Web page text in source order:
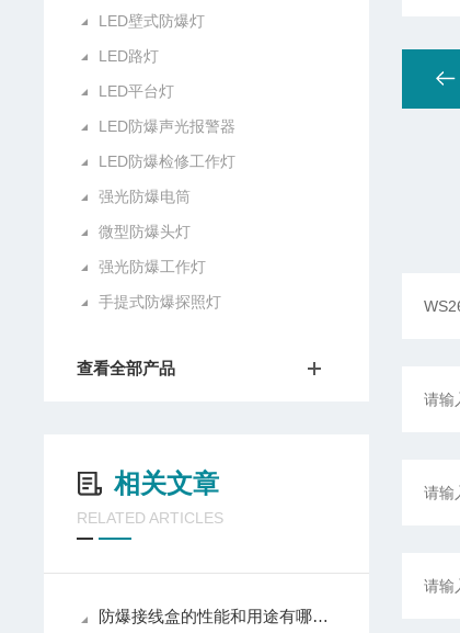
LED壁式防爆灯
LED路灯
LED平台灯
LED防爆声光报警器
LED防爆检修工作灯
强光防爆电筒
微型防爆头灯
强光防爆工作灯
手提式防爆探照灯
查看全部产品
相关文章
RELATED ARTICLES
防爆接线盒的性能和用途有哪些？